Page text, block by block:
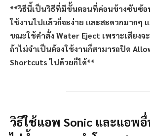
**วิธีนี้เป็นวิธีที่มีขั้นตอนที่ค่อนข้างซับซ้อ
ใช้งานไปแล้วก็จะง่าย และสะดวกมากๆ
ขณะใช้คำสั่ง Water Eject เพราะเสียงจ
ถ้าไม่จำเป็นต้องใช้งานก็สามารถปิด
Shortcuts ไปด้วยก็ได้**
วิธีใช้แอพ Sonic และแอพ